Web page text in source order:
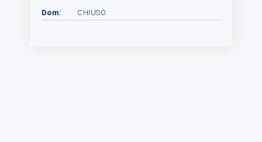
Dom: CHIUSO